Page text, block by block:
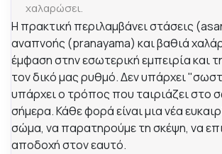
χαλαρώσει.
Η πρακτική περιλαμβάνει στάσεις
αναπνοής (pranayama) και βαθιά
έμφαση στην εσωτερική εμπειρία και
τον δικό μας ρυθμό. Δεν υπάρχει
υπάρχει ο τρόπος που ταιριάζει στο
σήμερα. Κάθε φορά είναι μια νέα
σώμα, να παρατηρούμε τη σκέψη, να
αποδοχή στον εαυτό.